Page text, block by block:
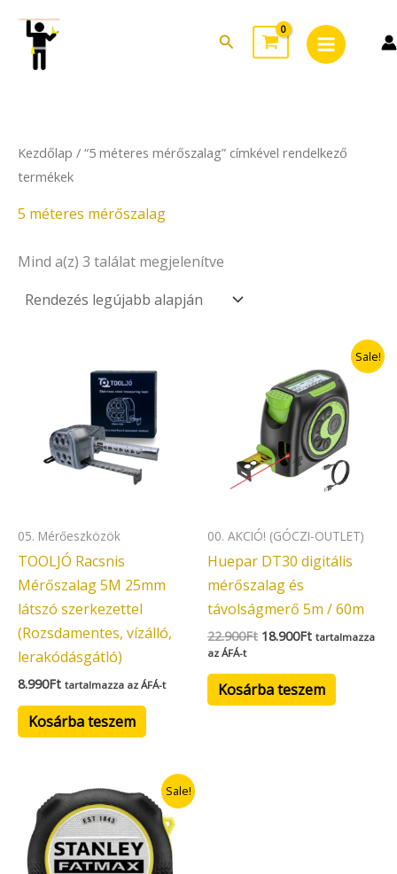
content
Search
Menu
Kezdőlap / “5 méteres mérőszalag” címkével rendelkező
termékek
5 méteres mérőszalag
Mind a(z) 3 találat megjelenítve
latest
05. Mérőeszközök
TOOLJÓ Racsnis
Mérőszalag 5M 25mm
látszó szerkezettel
(Rozsdamentes, vízálló,
lerakódásgátló)
8.990Ft tartalmazza az ÁFÁ-t
Kosárba teszem
Sale!
00. AKCIÓ! (GÓCZI-OUTLET)
Huepar DT30 digitális
mérőszalag és
távolságmerő 5m / 60m
22.900Ft
was:
22.900Ft.
18.900Ft
Current
price
is:
18.900Ft.
tartalmazza
az ÁFÁ-t
Kosárba teszem
Sale!
Original
price
was:
11.900Ft.
Current
price
is:
8.330Ft.